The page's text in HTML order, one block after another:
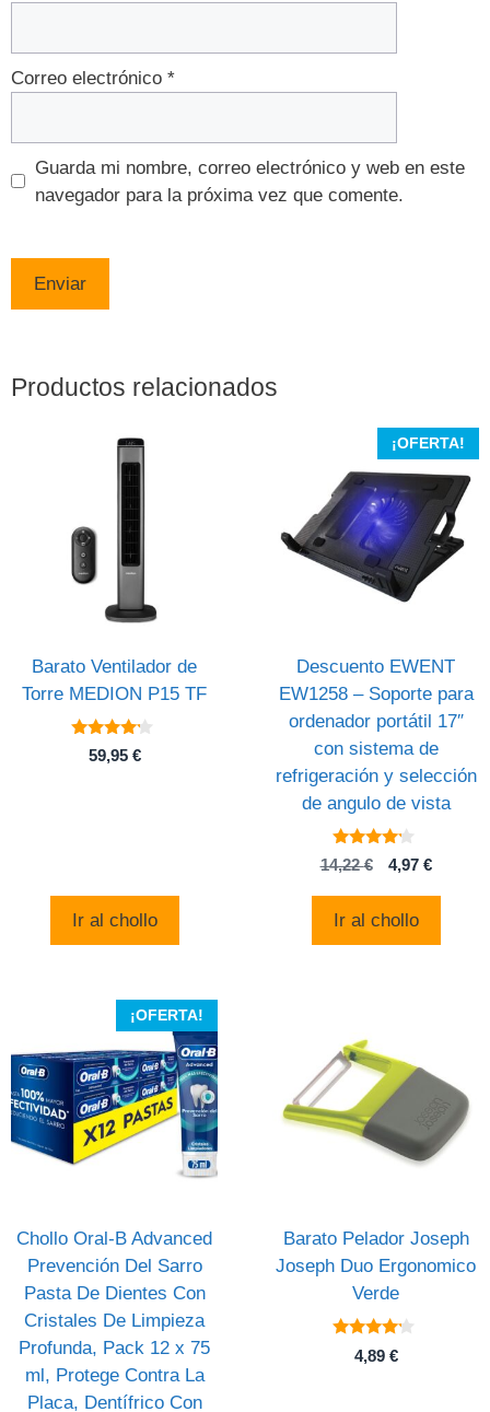
Correo electrónico *
Guarda mi nombre, correo electrónico y web en este
navegador para la próxima vez que comente.
Productos relacionados
Barato Ventilador de
Torre MEDION P15 TF
4
de 5
59,95 €
Ir al chollo
¡OFERTA!
Descuento EWENT
EW1258 – Soporte para
ordenador portátil 17″
con sistema de
refrigeración y selección
de angulo de vista
4
de 5
14,22€
El
original
4,97 €El
Ir al chollo
¡OFERTA!
Chollo Oral-B Advanced
Prevención Del Sarro
Pasta De Dientes Con
Cristales De Limpieza
Profunda, Pack 12 x 75
ml, Protege Contra La
Placa, Dentífrico Con
Barato Pelador Joseph
Joseph Duo Ergonomico
Verde
4
de 5
4,89 €